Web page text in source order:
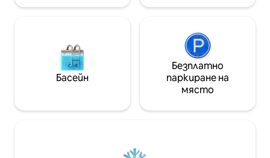
Басейн
Безплатно
паркиране на
място